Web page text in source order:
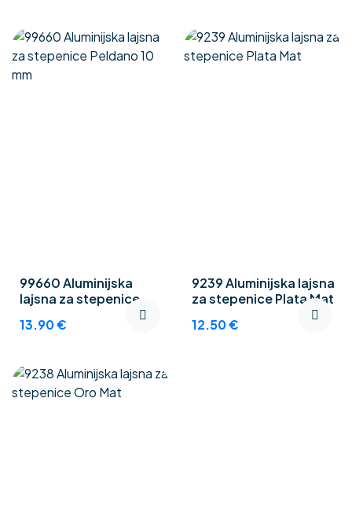
99660 Aluminijska
lajsna za stepenice
13.90€
9239 Aluminijska lajsna
za stepenice Plata Mat
12.50€